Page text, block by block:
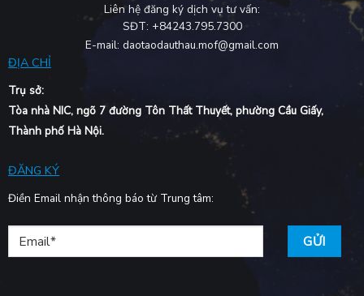
Liên hệ đăng ký dịch vụ tư vấn:
SĐT: +84243.795.7300
E-mail: daotaodauthau.mof@gmail.com
ĐỊA CHỈ
Trụ sở:
Tòa nhà NIC, ngõ 7 đường Tôn Thất Thuyết, phường Cầu Giấy,
Thành phố Hà Nội.
ĐĂNG KÝ
Điền Email nhận thông báo từ Trung tâm: